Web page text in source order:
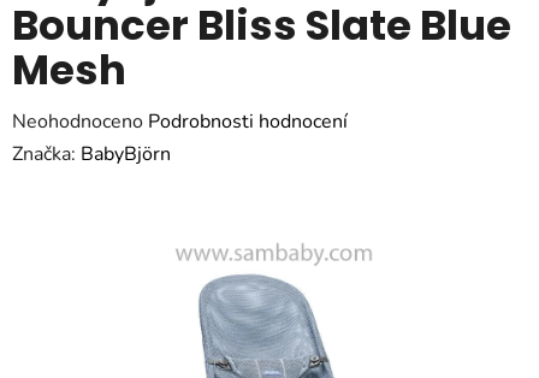
Bouncer Bliss Slate Blue
Mesh
Průměrné
hodnocení
Neohodnoceno Podrobnosti hodnocení
Značka: BabyBjörn